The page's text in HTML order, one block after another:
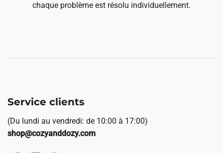
chaque problème est résolu individuellement.
Service clients
(Du lundi au vendredi: de 10:00 à 17:00)
shop@cozyanddozy.com